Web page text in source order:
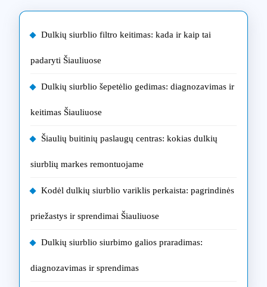
Dulkių siurblio filtro keitimas: kada ir kaip tai
padaryti Šiauliuose
Dulkių siurblio šepetėlio gedimas: diagnozavimas ir
keitimas Šiauliuose
Šiaulių buitinių paslaugų centras: kokias dulkių
siurblių markes remontuojame
Kodėl dulkių siurblio variklis perkaista: pagrindinės
priežastys ir sprendimai Šiauliuose
Dulkių siurblio siurbimo galios praradimas:
diagnozavimas ir sprendimas